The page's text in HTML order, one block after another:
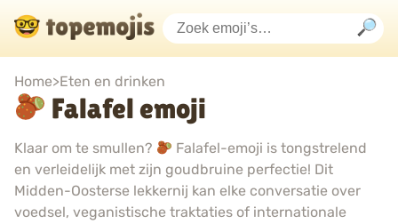
Home>Eten en drinken
Falafel emoji
Klaar om te smullen?
Falafel-emoji is tongstrelend
en verleidelijk met zijn goudbruine perfectie! Dit
Midden-Oosterse lekkernij kan elke conversatie over
voedsel, veganistische traktaties of internationale